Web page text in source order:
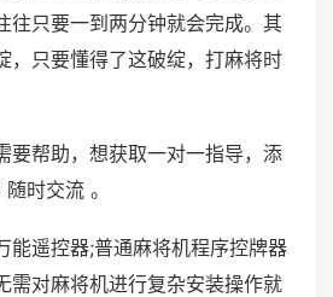
往只要一到两分钟就会完成。其
，只要懂得了这破绽，打麻将时
要帮助，想获取一对一指导，添
时交流 。
能遥控器;普通麻将机程序控牌器
需对麻将机进行复杂安装操作就